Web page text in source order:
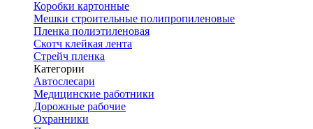
Коробки картонные
Мешки строительные полипропиленовые
Пленка полиэтиленовая
Скотч клейкая лента
Стрейч пленка
Категории
Автослесари
Медицинские работники
Дорожные рабочие
Охранники